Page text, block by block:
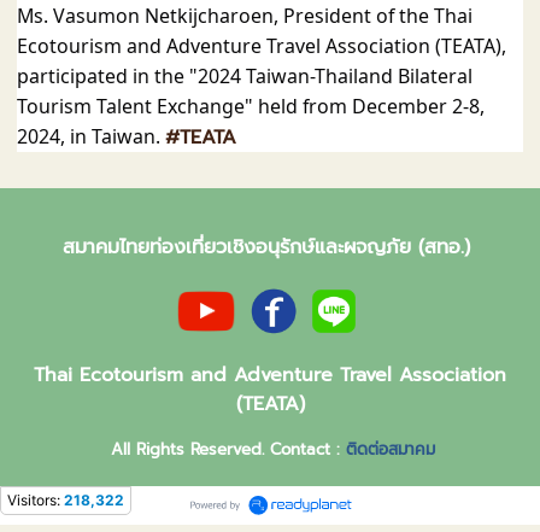
Ms. Vasumon Netkijcharoen, President of the Thai
Ecotourism and Adventure Travel Association (TEATA),
participated in the "2024 Taiwan-Thailand Bilateral
Tourism Talent Exchange" held from December 2-8,
2024, in Taiwan.#TEATA
สมาคมไทยท่องเที่ยวเชิงอนุรักษ์และผจญภัย (สทอ.)
Thai Ecotourism and Adventure Travel Association
(TEATA)
All Rights Reserved. Contact : ติดต่อสมาคม
Visitors: 218,322